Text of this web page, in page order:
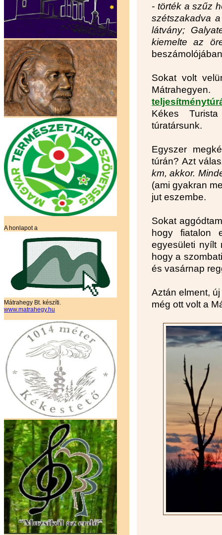
A honlapot a
Mátrahegy Bt. készíti.
www.matrahegy.hu
- törték a szűz
szétszakadva
látvány;
kiemelte az
Sokat volt
Kékes
túratársunk.
Egyszer
túrán? Azt
km, akkor.
(ami gyakran
jut eszembe.
Sokat
hogy fiatalon
egyesületi nyílt
hogy a
és vasárnap
Aztán elment,
még ott volt a